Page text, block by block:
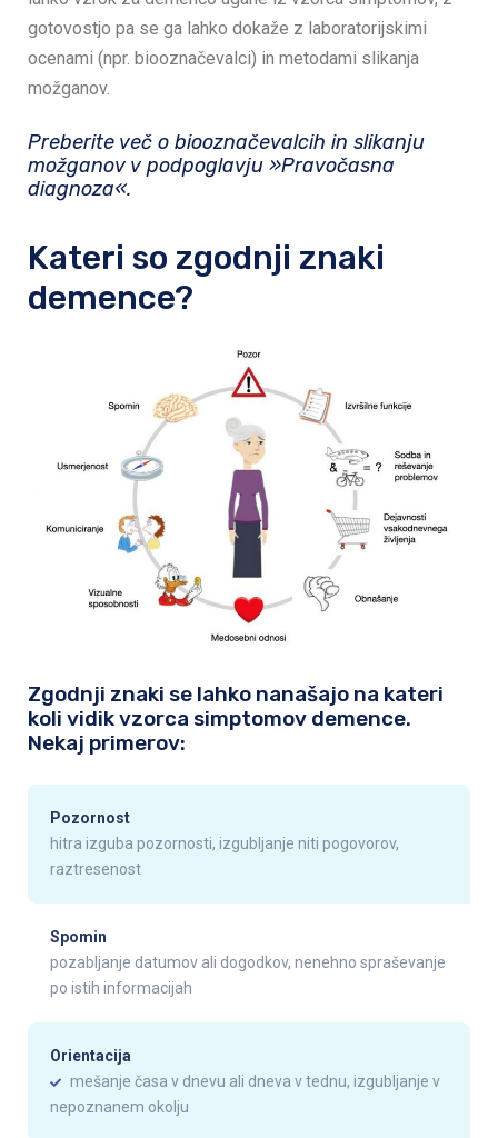
gotovostjo pa se ga lahko dokaže z laboratorijskimi
ocenami (npr. biooznačevalci) in metodami slikanja
možganov.
Preberite več o biooznačevalcih in slikanju
možganov v podpoglavju »Pravočasna
diagnoza«.
Kateri so zgodnji znaki
demence?
Zgodnji znaki se lahko nanašajo na kateri
koli vidik vzorca simptomov demence.
Nekaj primerov:
Pozornost
hitra izguba pozornosti, izgubljanje niti pogovorov,
raztresenost
Spomin
pozabljanje datumov ali dogodkov, nenehno spraševanje
po istih informacijah
Orientacija
mešanje časa v dnevu ali dneva v tednu, izgubljanje v
nepoznanem okolju